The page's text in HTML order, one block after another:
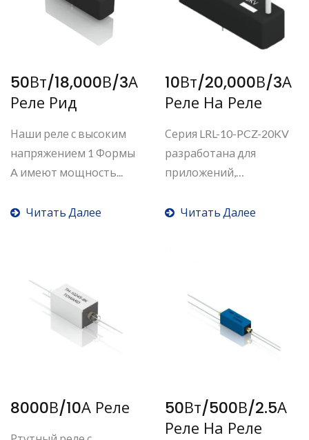
50Вт/18,000В/3А
Реле Рид
Наши реле с высоким
напряжением 1 Формы
A имеют мощность...
Читать Далее
10Вт/20,000В/3А
Реле На Реле
Серия LRL-10-PCZ-20KV
разработана для
приложений,
Читать Далее
8000В/10А Реле
50Вт/500В/2.5А
Реле На Реле